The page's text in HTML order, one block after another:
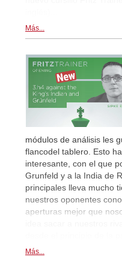
Más...
módulos de análisis les
flancodel tablero. Esto
interesante, con el que
Grunfeld y a la India de
principales lleva mucho
nuestros oponentes
aperturas mejor que
Más...